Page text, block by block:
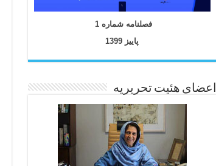
فصلنامه شماره 1
پاییز 1399
اعضای هئیت تحریریه